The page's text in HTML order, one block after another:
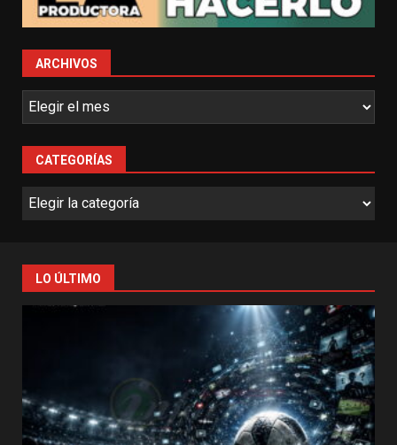
ARCHIVOS
CATEGORÍAS
LO ÚLTIMO